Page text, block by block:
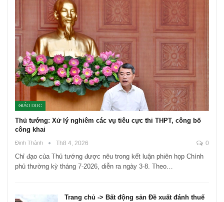
GIÁO DỤC
Thủ tướng: Xử lý nghiêm các vụ tiêu cực thi THPT, công bố
công khai
Đinh Thành Th8 4, 2026 0
Chỉ đạo của Thủ tướng được nêu trong kết luận phiên họp Chính
phủ thường kỳ tháng 7-2026, diễn ra ngày 3-8. Theo…
Trang chủ -> Bất động sản Đề xuất đánh thuế